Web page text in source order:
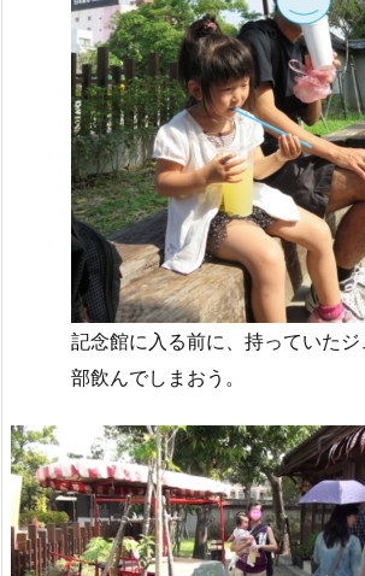
記念館に入る前に、持っていた
部飲んでしまおう。